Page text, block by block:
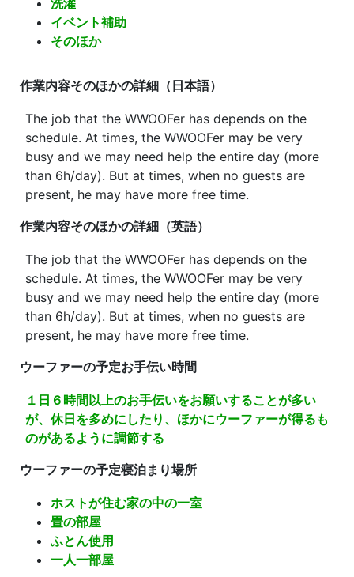
洗濯
イベント補助
そのほか
作業内容そのほかの詳細（日本語）
The job that the WWOOFer has depends on the
schedule. At times, the WWOOFer may be very
busy and we may need help the entire day (more
than 6h/day). But at times, when no guests are
present, he may have more free time.
作業内容そのほかの詳細（英語）
The job that the WWOOFer has depends on the
schedule. At times, the WWOOFer may be very
busy and we may need help the entire day (more
than 6h/day). But at times, when no guests are
present, he may have more free time.
ウーファーの予定お手伝い時間
１日６時間以上のお手伝いをお願いすることが多い
が、休日を多めにしたり、ほかにウーファーが得るも
のがあるように調節する
ウーファーの予定寝泊まり場所
ホストが住む家の中の一室
畳の部屋
ふとん使用
一人一部屋